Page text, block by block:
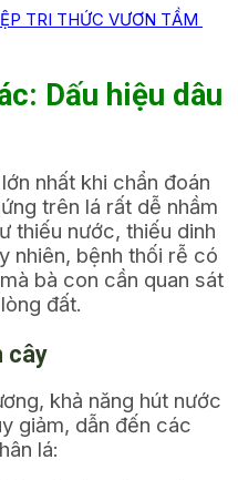
TRI THỨC VƯƠN TẦM
Dấu hiệu dâu
nhất khi chẩn đoán
trên lá rất dễ nhầm
thiếu nước, thiếu dinh
nhiên, bệnh thối rễ có
bà con cần quan sát
đất.
cây
khả năng hút nước
giảm, dẫn đến các
lá: